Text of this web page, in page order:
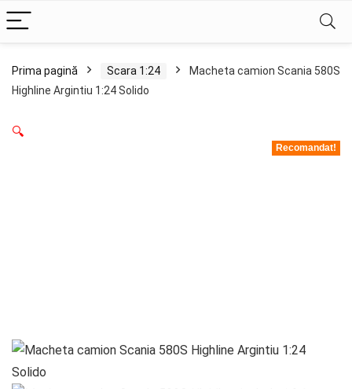
Prima pagină Scara 1:24
Macheta camion Scania 580S
Highline Argintiu 1:24 Solido
Recomandat!
🔍